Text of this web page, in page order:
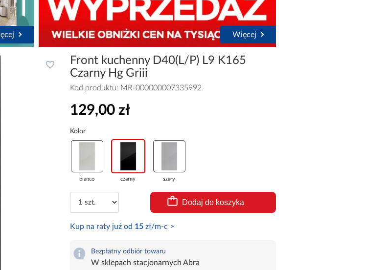
Więcej
Front kuchenny D40(L/P) L9 K165
Czarny Hg Griii
Kod produktu: MR-000000007335992
129,00 zł
Kolor
bianco czarny szary
Dodaj do koszyka
Kup na raty już od 15zł/m-c >
Bezpłatny odbiór towaru
W sklepach stacjonarnych Abra